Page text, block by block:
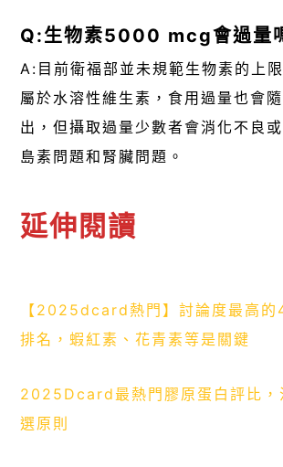
Q:生物素5000 mcg會過量
A:目前衛福部並未規範生物素的上
屬於水溶性維生素，食用過量也會
出，但攝取過量少數者會消化不良
島素問題和腎臟問題。
延伸閱讀
【2025dcard熱門】討論度最高的
排名，蝦紅素、花青素等是關鍵
2025Dcard最熱門膠原蛋白評比，
選原則